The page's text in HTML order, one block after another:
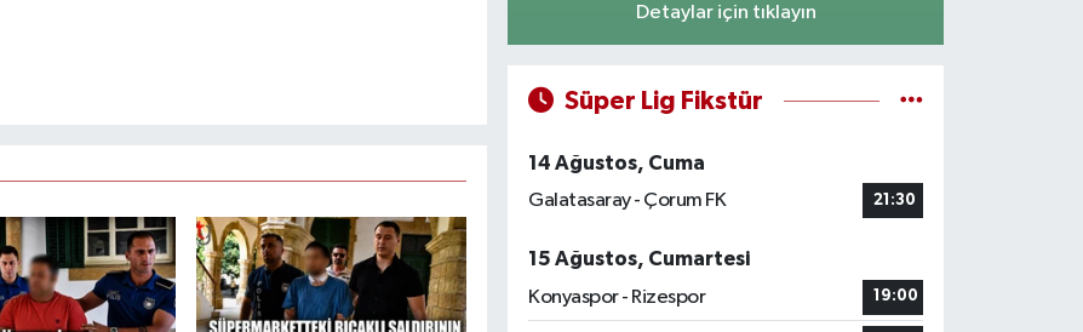
Detaylar için tıklayın
Süper Lig Fikstür
14 Ağustos, Cuma
Galatasaray - Çorum FK
21:30
15 Ağustos, Cumartesi
Konyaspor - Rizespor
19:00